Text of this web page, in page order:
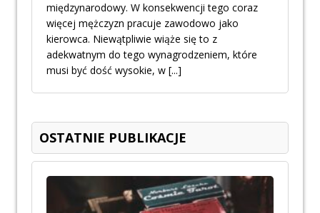
międzynarodowy. W konsekwencji tego coraz
więcej mężczyzn pracuje zawodowo jako
kierowca. Niewątpliwie wiąże się to z
adekwatnym do tego wynagrodzeniem, które
musi być dość wysokie, w [...]
OSTATNIE PUBLIKACJE